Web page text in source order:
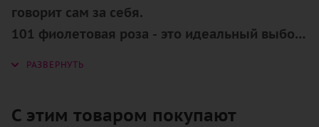
говорит сам за себя.
101 фиолетовая роза - это идеальный выбор
С этим товаром покупают